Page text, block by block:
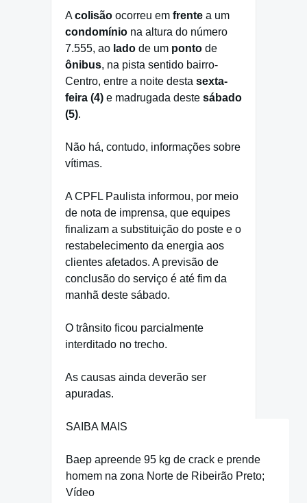
Acolisão ocorreu em frente a um
condomínio na altura do número
7.555, ao lado de um ponto de
ônibus, na pista sentido bairro-
Centro, entre a noite desta sexta-
feira (4) e madrugada deste sábado
(5).
Não há, contudo, informações sobre
vítimas.
A CPFL Paulista informou, por meio
de nota de imprensa, que equipes
finalizam a substituição do poste e o
restabelecimento da energia aos
clientes afetados. A previsão de
conclusão do serviço é até fim da
manhã deste sábado.
O trânsito ficou parcialmente
interditado no trecho.
As causas ainda deverão ser
apuradas.
SAIBA MAIS
Baep apreende 95 kg de crack e prende
homem na zona Norte de Ribeirão Preto;
Vídeo